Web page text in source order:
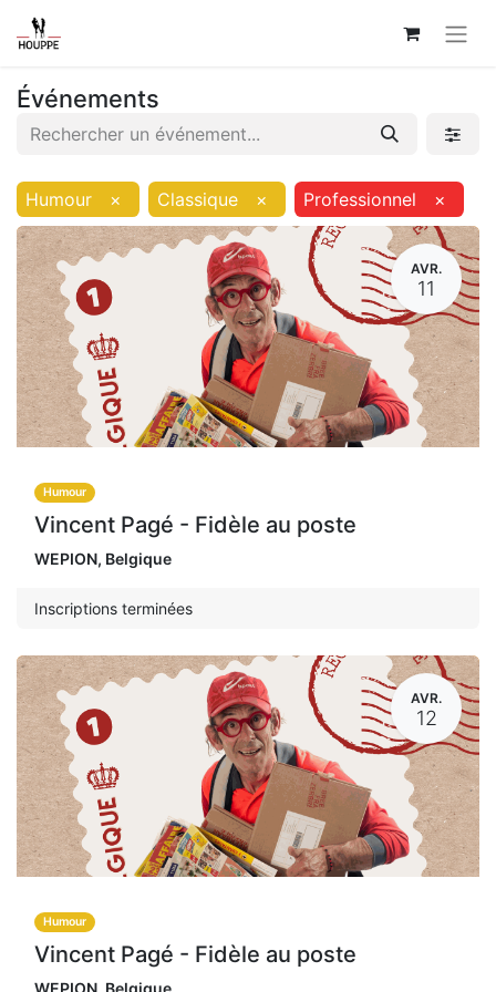
Événements
Humour × Classique × Professionnel ×
AVR.
11
Humour
Vincent Pagé - Fidèle au poste
WEPION, Belgique
Inscriptions terminées
AVR.
12
Humour
Vincent Pagé - Fidèle au poste
WEPION Belgique